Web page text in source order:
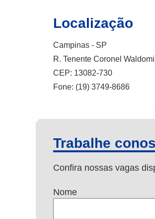
Localização
Campinas - SP
R. Tenente Coronel
CEP: 13082-730
Fone: (19) 3749-8686
Trabalhe
Confira nossas vagas
Nome